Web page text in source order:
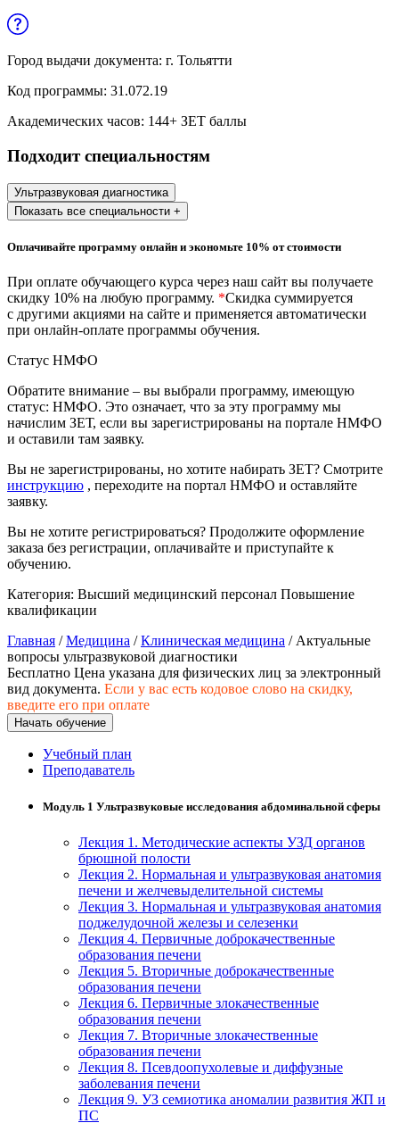
Образование и педагогические науки
Социология и социальная работа
и служащих
История и археология
Техносферная безопасность и
природообустройство
Экологическая безопасность в
промышленности
Техносферная безопасность
Безопасность труда
общественного питания в
организации
Управление административно-
хозяйственной деятельностью
Техника-технологии
Прикладная геология, горное дело,
Техника и технологии наземного
транспорта
Техника и технологии строительства
Ядерная энергетика и технологии
Культура и спорт
Физкультура и спорт
Сервис и туризм
Город выдачи документа: г. Тольятти
Код программы: 31.072.19
Академических часов: 144+ ЗЕТ баллы
Подходит специальностям
Ультразвуковая диагностика
Показать все специальности +
Оплачивайте программу онлайн и экономьте 10% от стоимости
При оплате обучающего курса через наш сайт вы получаете
скидку 10% на любую программу. *Скидка суммируется
с другими акциями на сайте и применяется автоматически
при онлайн-оплате программы обучения.
Статус НМФО
Обратите внимание – вы выбрали программу, имеющую
статус: НМФО. Это означает, что за эту программу мы
начислим ЗЕТ, если вы зарегистрированы на портале НМФО
и оставили там заявку.
Вы не зарегистрированы, но хотите набирать ЗЕТ? Смотрите
инструкцию , переходите на портал НМФО и оставляйте
заявку.
Вы не хотите регистрироваться? Продолжите оформление
заказа без регистрации, оплачивайте и приступайте к
обучению.
Категория: Высший медицинский персонал Повышение
квалификации
Главная /Медицина /Клиническая медицина / Актуальные
вопросы ультразвуковой диагностики
Бесплатно Цена указана для физических лиц за электронный
вид документа. Если у вас есть кодовое слово на скидку,
введите его при оплате
Начать обучение
Учебный план
Преподаватель
Модуль 1 Ультразвуковые исследования абдоминальной сферы
Лекция 1. Методические аспекты УЗД органов
брюшной полости
Лекция 2. Нормальная и ультразвуковая анатомия
печени и желчевыделительной системы
Лекция 3. Нормальная и ультразвуковая анатомия
поджелудочной железы и селезенки
Лекция 4. Первичные доброкачественные
образования печени
Лекция 5. Вторичные доброкачественные
образования печени
Лекция 6. Первичные злокачественные
образования печени
Лекция 7. Вторичные злокачественные
образования печени
Лекция 8. Псевдоопухолевые и диффузные
заболевания печени
Лекция 9. УЗ семиотика аномалии развития ЖП и
ПС